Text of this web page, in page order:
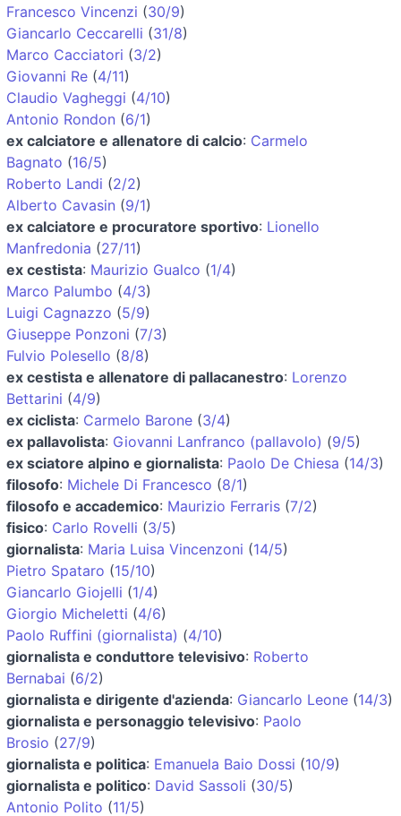
Francesco Vincenzi (30/9)
Giancarlo Ceccarelli (31/8)
Marco Cacciatori (3/2)
Giovanni Re (4/11)
Claudio Vagheggi (4/10)
Antonio Rondon (6/1)
ex calciatore e allenatore di calcio: Carmelo
Bagnato (16/5)
Roberto Landi (2/2)
Alberto Cavasin (9/1)
ex calciatore e procuratore sportivo: Lionello
Manfredonia (27/11)
ex cestista: Maurizio Gualco (1/4)
Marco Palumbo (4/3)
Luigi Cagnazzo (5/9)
Giuseppe Ponzoni (7/3)
Fulvio Polesello (8/8)
ex cestista e allenatore di pallacanestro: Lorenzo
Bettarini (4/9)
ex ciclista: Carmelo Barone (3/4)
ex pallavolista: Giovanni Lanfranco (pallavolo) (9/5)
ex sciatore alpino e giornalista: Paolo De Chiesa (14/3)
filosofo: Michele Di Francesco (8/1)
filosofo e accademico: Maurizio Ferraris (7/2)
fisico: Carlo Rovelli (3/5)
giornalista: Maria Luisa Vincenzoni (14/5)
Pietro Spataro (15/10)
Giancarlo Giojelli (1/4)
Giorgio Micheletti (4/6)
Paolo Ruffini (giornalista) (4/10)
giornalista e conduttore televisivo: Roberto
Bernabai (6/2)
giornalista e dirigente d'azienda: Giancarlo Leone (14/3)
giornalista e personaggio televisivo: Paolo
Brosio (27/9)
giornalista e politica: Emanuela Baio Dossi (10/9)
giornalista e politico: David Sassoli (30/5)
Antonio Polito (11/5)